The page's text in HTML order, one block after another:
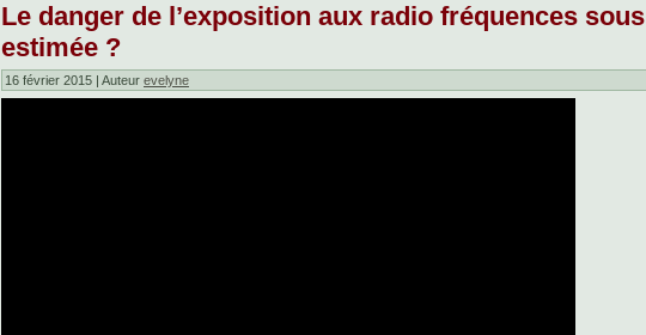
Le danger de l’exposition aux radio fréquences sous
estimée ?
16 février 2015 | Auteur evelyne